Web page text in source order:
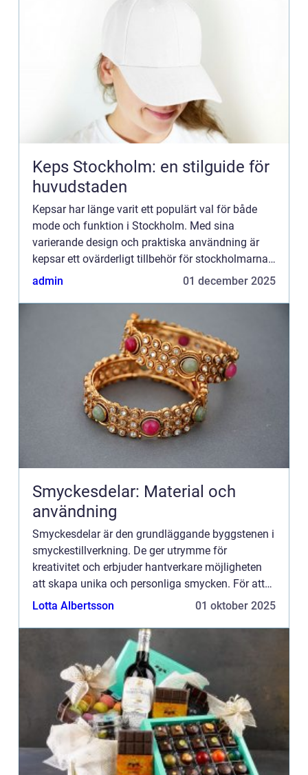
Keps Stockholm: en stilguide för
huvudstaden
Kepsar har länge varit ett populärt val för både
mode och funktion i Stockholm. Med sina
varierande design och praktiska användning är
kepsar ett ovärderligt tillbehör för stockholmarna.
Dessutom finns de...
admin 01 december 2025
Smyckesdelar: Material och
användning
Smyckesdelar är den grundläggande byggstenen i
smyckestillverkning. De ger utrymme för
kreativitet och erbjuder hantverkare möjligheten
att skapa unika och personliga smycken. För att
kunna skapa dessa konstverk behövs f...
Lotta Albertsson 01 oktober 2025